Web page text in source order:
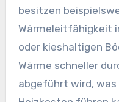
besitzen
Wärmeleitfähigkeit
oder kieshaltigen
Wärme schneller
abgeführt wird, was